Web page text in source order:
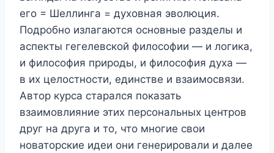
его = Шеллинга = духовная эволюция.
Подробно излагаются основные разделы и
аспекты гегелевской философии — и логика,
и философия природы, и философия духа —
в их целостности, единстве и взаимосвязи.
Автор курса старался показать
взаимовлияние этих персональных центров
друг на друга и то, что многие свои
новаторские идеи они генерировали и далее